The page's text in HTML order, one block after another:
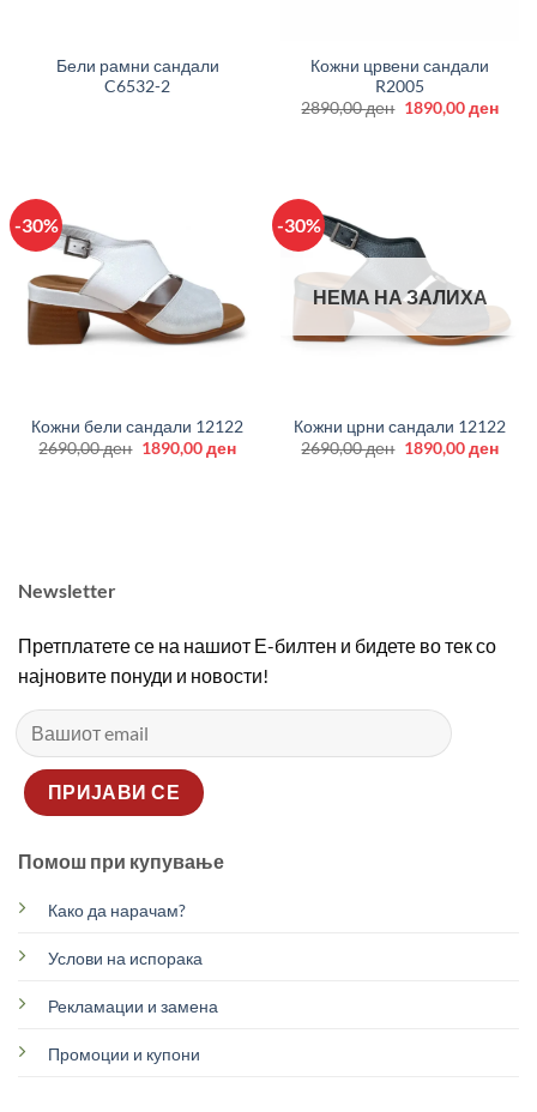
Бели рамни сандали
C6532-2
Кожни црвени сандали
R2005
2890,00ден Original
1890,00ден
-30%
Кожни бели сандали 12122
2690,00ден Original
1890,00денCurrent
-30%
НЕМА НА ЗАЛИХА
Кожни црни сандали 12122
2690,00ден Original
1890,00ден
Newsletter
Претплатете се на нашиот Е-билтен и бидете во тек со
најновите понуди и новости!
Помош при купување
Како да нарачам?
Услови на испорака
Рекламации и замена
Промоции и купони